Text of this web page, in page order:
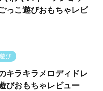
っこ遊びおもちゃレビ
び
キラキラメロディドレ
びおもちゃレビュー